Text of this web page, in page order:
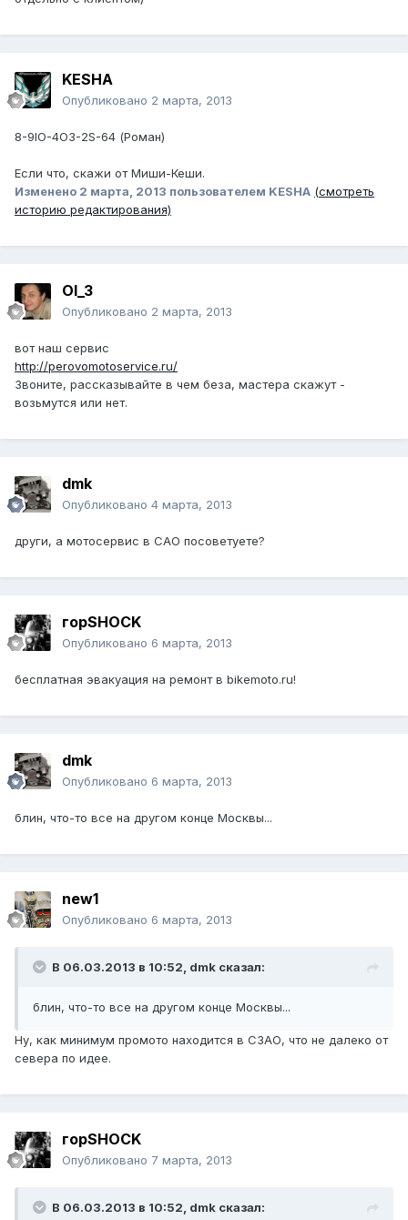
KESHA
Опубликовано 2 марта, 2013
8-9lO-4O3-2S-64 (Роман)
Если что, скажи от Миши-Кеши.
Изменено 2 марта, 2013 пользователем KESHA (смотреть
историю редактирования)
Ol_3
Опубликовано 2 марта, 2013
вот наш сервис
http://perovomotoservice.ru/
Звоните, рассказывайте в чем беза, мастера скажут -
возьмутся или нет.
dmk
Опубликовано 4 марта, 2013
други, а мотосервис в САО посоветуете?
горSHOCK
Опубликовано 6 марта, 2013
бесплатная эвакуация на ремонт в bikemoto.ru!
dmk
Опубликовано 6 марта, 2013
блин, что-то все на другом конце Москвы...
new1
Опубликовано 6 марта, 2013
В 06.03.2013 в 10:52, dmk сказал:
блин, что-то все на другом конце Москвы...
Ну, как минимум промото находится в СЗАО, что не далеко от
севера по идее.
горSHOCK
Опубликовано 7 марта, 2013
В 06.03.2013 в 10:52, dmk сказал: